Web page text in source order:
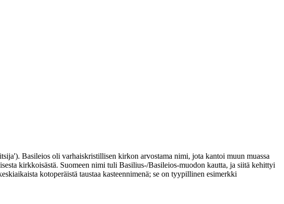
Basileios oli varhaiskristillisen kirkon arvostama nimi, jota kantoi muun muassa
kirkkoisästä. Suomeen nimi tuli Basilius-/Basileios-muodon kautta, ja siitä kehittyi
kotoperäistä taustaa kasteennimenä; se on tyypillinen esimerkki